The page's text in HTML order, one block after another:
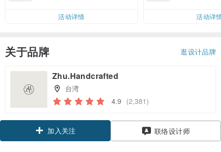
活动详情
活动详
关于品牌 逛设计品牌
Zhu.Handcrafted
台湾
4.9 (2,381)
加入关注 联络设计师